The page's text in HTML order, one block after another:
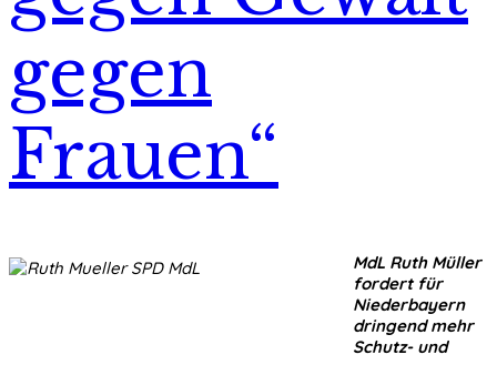
gegen
Frauen“
MdL Ruth Müller
fordert für
Niederbayern
dringend mehr
Schutz- und